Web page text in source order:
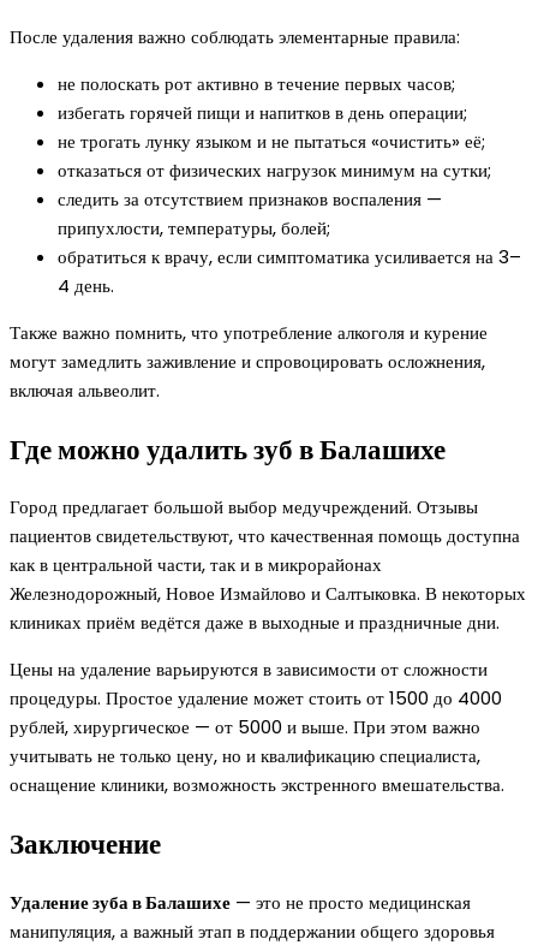
После удаления важно соблюдать элементарные правила:
не полоскать рот активно в течение первых часов;
избегать горячей пищи и напитков в день операции;
не трогать лунку языком и не пытаться «очистить» её;
отказаться от физических нагрузок минимум на сутки;
следить за отсутствием признаков воспаления —
припухлости, температуры, болей;
обратиться к врачу, если симптоматика усиливается на 3–
4 день.
Также важно помнить, что употребление алкоголя и курение
могут замедлить заживление и спровоцировать осложнения,
включая альвеолит.
Где можно удалить зуб в Балашихе
Город предлагает большой выбор медучреждений. Отзывы
пациентов свидетельствуют, что качественная помощь доступна
как в центральной части, так и в микрорайонах
Железнодорожный, Новое Измайлово и Салтыковка. В некоторых
клиниках приём ведётся даже в выходные и праздничные дни.
Цены на удаление варьируются в зависимости от сложности
процедуры. Простое удаление может стоить от 1500 до 4000
рублей, хирургическое — от 5000 и выше. При этом важно
учитывать не только цену, но и квалификацию специалиста,
оснащение клиники, возможность экстренного вмешательства.
Заключение
Удаление зуба в Балашихе — это не просто медицинская
манипуляция, а важный этап в поддержании общего здоровья